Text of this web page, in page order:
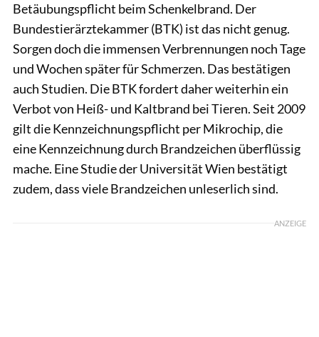
Betäubungspflicht beim Schenkelbrand. Der
Bundestierärztekammer (BTK) ist das nicht genug.
Sorgen doch die immensen Verbrennungen noch Tage
und Wochen später für Schmerzen. Das bestätigen
auch Studien. Die BTK fordert daher weiterhin ein
Verbot von Heiß- und Kaltbrand bei Tieren. Seit 2009
gilt die Kennzeichnungspflicht per Mikrochip, die
eine Kennzeichnung durch Brandzeichen überflüssig
mache. Eine Studie der Universität Wien bestätigt
zudem, dass viele Brandzeichen unleserlich sind.
ANZEIGE